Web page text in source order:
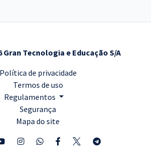
Gran Tecnologia e Educação S/A
Política de privacidade
Termos de uso
Regulamentos
Segurança
Mapa do site